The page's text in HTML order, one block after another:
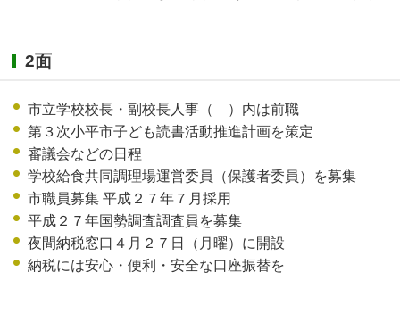
2面
市立学校校長・副校長人事（ ）内は前職
第３次小平市子ども読書活動推進計画を策定
審議会などの日程
学校給食共同調理場運営委員（保護者委員）を募集
市職員募集 平成２７年７月採用
平成２７年国勢調査調査員を募集
夜間納税窓口４月２７日（月曜）に開設
納税には安心・便利・安全な口座振替を